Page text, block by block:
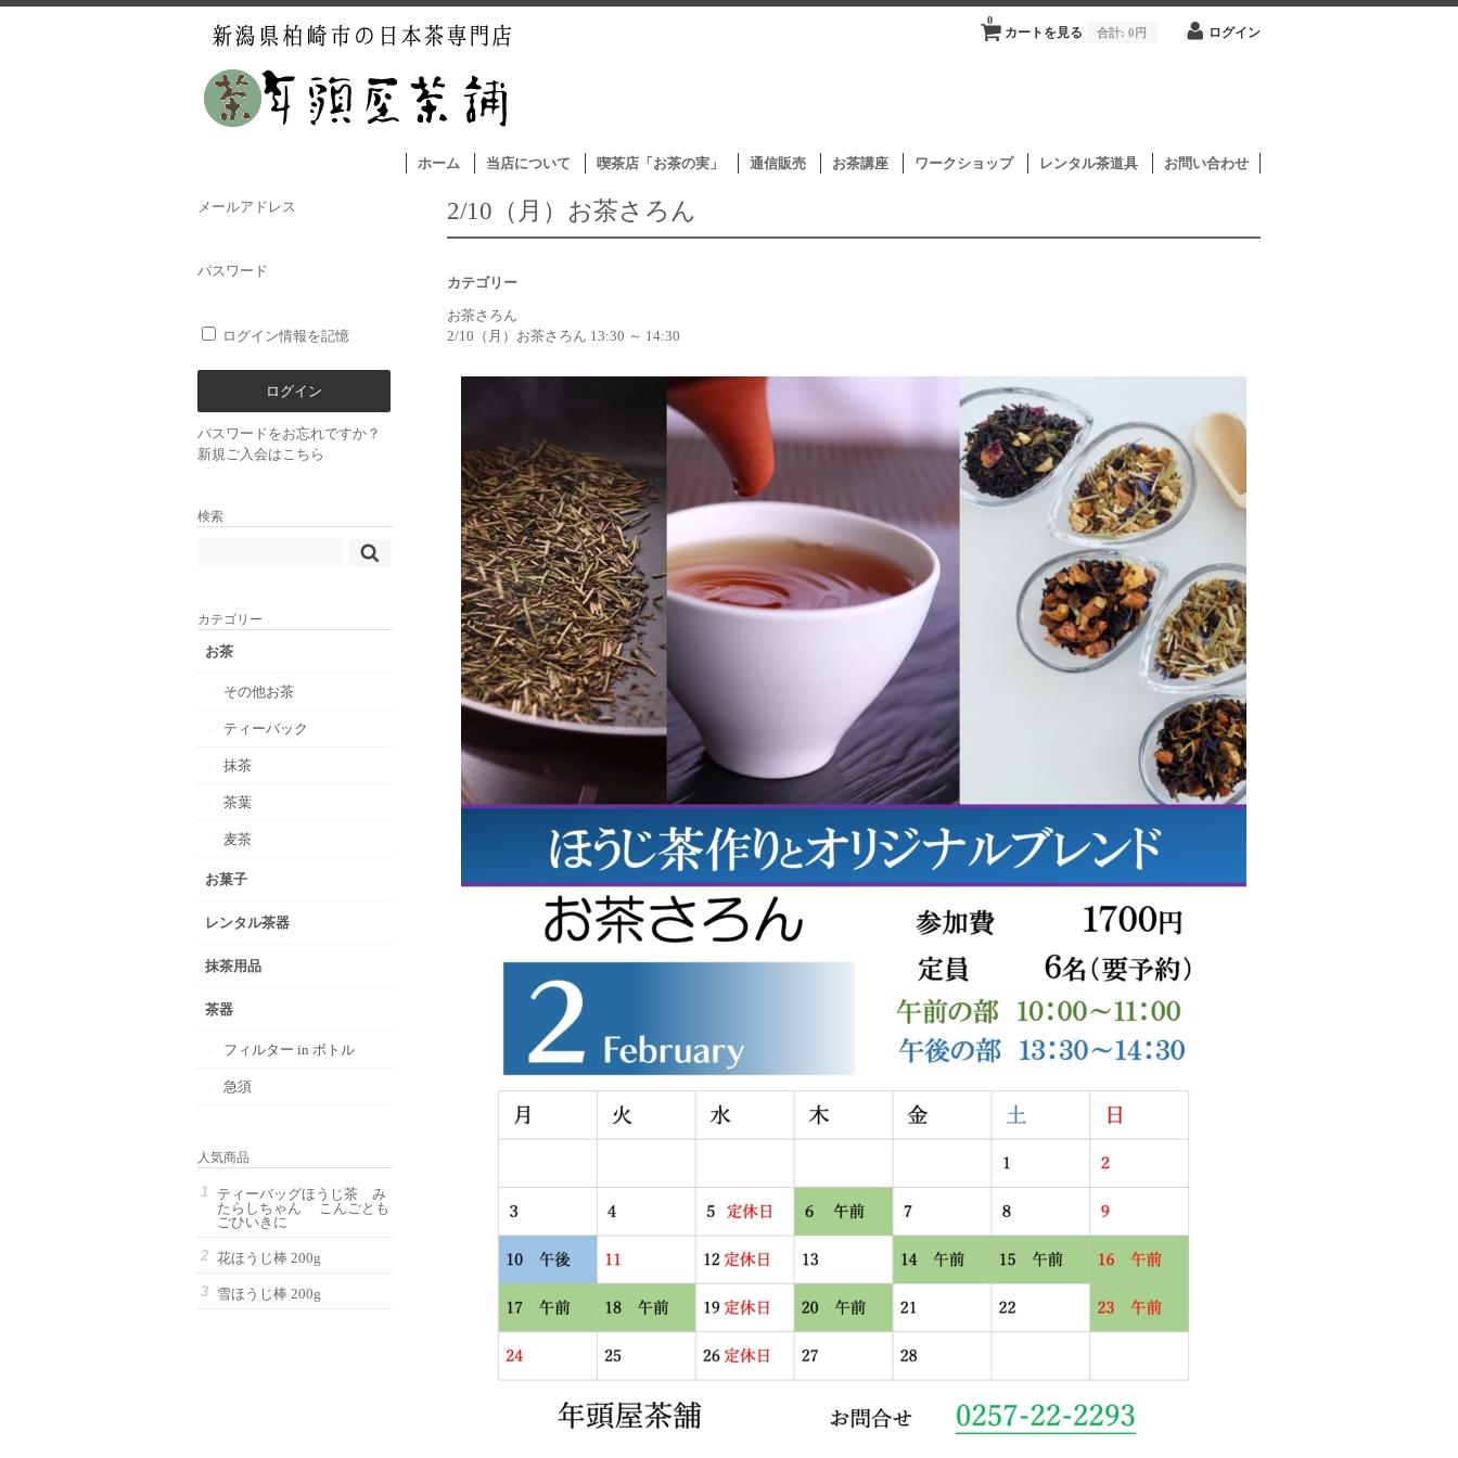
カートを見る
0
合計: 0円 ログイン
ホーム 当店について 喫茶店「お茶の実」 通信販売 お茶講座 ワークショップ レンタル茶道具 お問い合わせ
2/10（月）お茶さろん
カテゴリー
お茶さろん
2/10（月）お茶さろん 13:30 ～ 14:30
メールアドレス
パスワード
ログイン情報を記憶
パスワードをお忘れですか？
新規ご入会はこちら
検索
カテゴリー
お茶
その他お茶
ティーバック
抹茶
茶葉
麦茶
お菓子
レンタル茶器
抹茶用品
茶器
フィルター in ボトル
急須
人気商品
ティーバッグほうじ茶 み
たらしちゃん こんごとも
ごひいきに
花ほうじ棒 200g
雪ほうじ棒 200g